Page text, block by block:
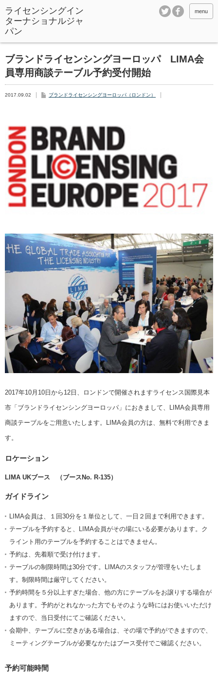
ライセンシングイン
ターナショナルジャ
パン
menu
ブランドライセンシングヨーロッパ LIMA会
員専用商談テーブル予約受付開始
2017.09.02 ブランドライセンシングヨーロッパ（ロンドン）
2017年10月10日から12日、ロンドンで開催されますライセンス国際見本
市「ブランドライセンシングヨーロッパ」におきまして、LIMA会員専用
商談テーブルをご用意いたします。LIMA会員の方は、無料で利用できま
す。
ロケーション
LIMA UKブース （ブースNo. R-135）
ガイドライン
LIMA会員は、１回30分を１単位として、一日２回まで利用できます。
テーブルを予約すると、LIMA会員がその場にいる必要があります。ク
ライント用のテーブルを予約することはできません。
予約は、先着順で受け付けます。
テーブルの制限時間は30分です。LIMAのスタッフが管理をいたしま
す。制限時間は厳守してください。
予約時間を５分以上すぎた場合、他の方にテーブルをお譲りする場合が
あります。予約がとれなかった方でもそのような時にはお使いいただけ
ますので、当日受付にてご確認ください。
会期中、テーブルに空きがある場合は、その場で予約ができますので、
ミーティングテーブルが必要なかたはブース受付でご確認ください。
予約可能時間